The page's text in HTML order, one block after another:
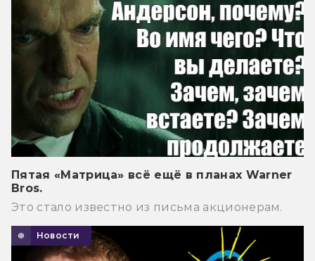
Пятая «Матрица» всё ещё в планах Warner
Bros.
Это стало известно из письма акционерам.
Новости